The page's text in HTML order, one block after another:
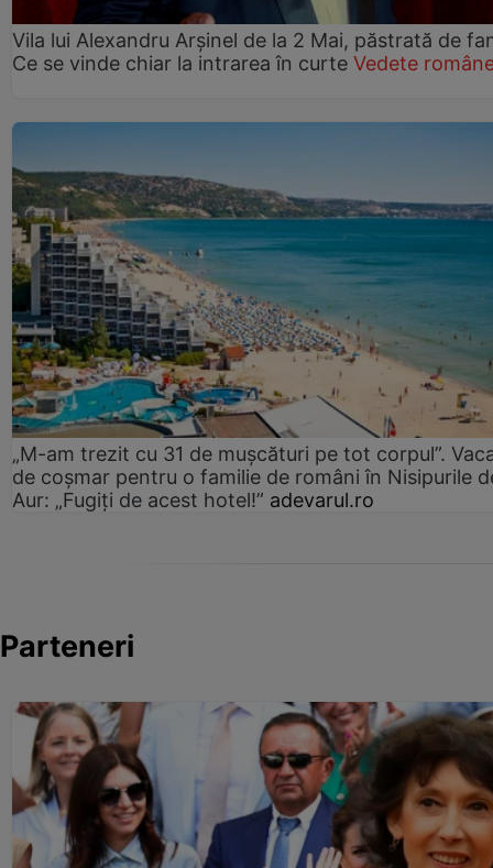
Vila lui Alexandru Arșinel de la 2 Mai, păstrată de
Ce se vinde chiar la intrarea în curte Vedete
„M-am trezit cu 31 de mușcături pe tot corpul”.
de coșmar pentru o familie de români în Nisipurile
Aur: „Fugiți de acest hotel!” adevarul.ro
Parteneri